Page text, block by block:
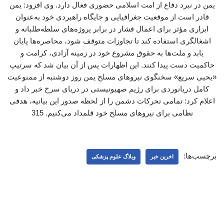
یمن در نبرد دفاع از امت اسلامی حضوری فعال دارد. وی افزود: یمن
قادر است از موقعیت جغرافیایی و جایگاه راهبردی خود به‌عنوان
ابزاری مؤثر برای اعمال فشار در برابر پروژه‌های سلطه‌طلبانه و
اشغالگری استفاده کند تا تجاوزات متوقف شود، محاصره‌ها پایان
یابد و ملت‌ها به حقوق مشروع خود در زمینه آزادی، کرامت و
حاکمیت دست پیدا کنند. این اظهارات پس از آن بیان شد که سرتیپ
«یحیی سریع» سخنگوی نیروهای مسلح یمن روز دوشنبه از ممنوعیت
کامل دریانوردی برای رژیم صهیونیستی در دریای سرخ خبر داد و
اعلام کرد: تمامی تحرکات دشمن را از لحظه صدور این بیانیه، هدفی
نظامی برای نیروهای مسلح خود قلمداد می‌کنیم. 315
برچسب‌ها: اخرین خبر وبلاگ علوم پزشکی